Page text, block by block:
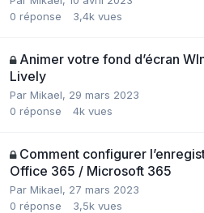
0 réponse 3,4k vues
Animer votre fond d’écran
Lively
Par Mikael, 29 mars 2023
0 réponse 4k vues
Comment configurer
Office 365 / Microsoft 365
Par Mikael, 27 mars 2023
0 réponse 3,5k vues